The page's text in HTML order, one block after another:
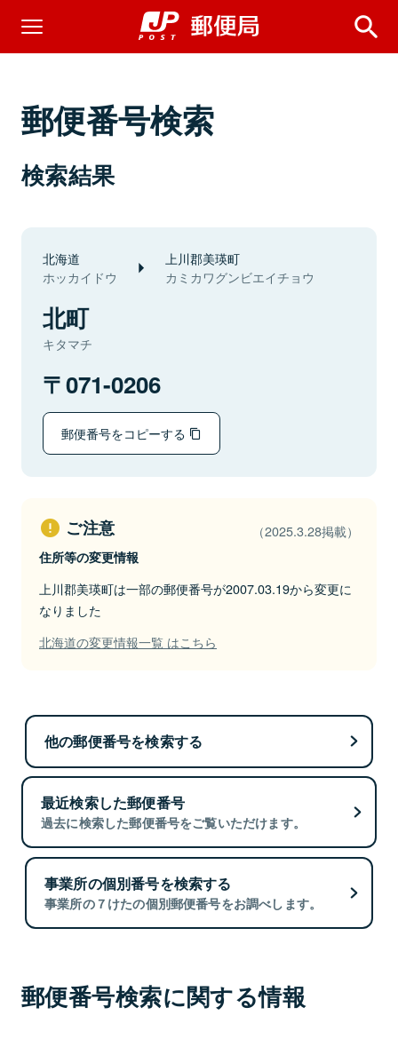
郵便番号検索
検索結果
北海道
ホッカイドウ
上川郡美瑛町
カミカワグンビエイチョウ
北町
キタマチ
071-0206
郵便番号をコピーする
ご注意 （2025.3.28掲載）
住所等の変更情報
上川郡美瑛町は一部の郵便番号が2007.03.19から変更に
なりました
北海道の変更情報一覧 はこちら
他の郵便番号を検索する
最近検索した郵便番号
過去に検索した郵便番号をご覧いただけます。
事業所の個別番号を検索する
事業所の７けたの個別郵便番号をお調べします。
郵便番号検索に関する情報